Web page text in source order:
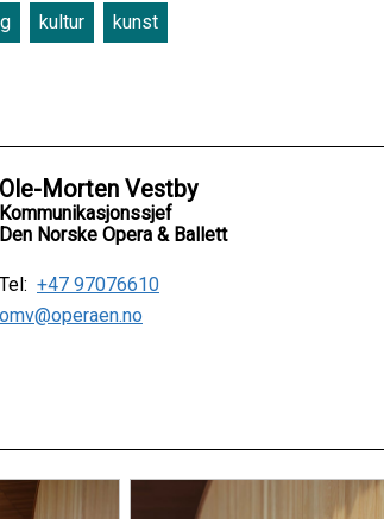
kultur kunst
Ole-Morten Vestby
Kommunikasjonssjef
Den Norske Opera & Ballett
Tel: +47 97076610
omv@operaen.no